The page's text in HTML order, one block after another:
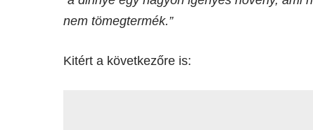
nem tömegtermék.”
Kitért a következőre is: